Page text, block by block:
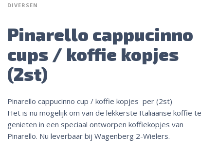
DIVERSEN
Pinarello cappucinno
cups / koffie kopjes
(2st)
Pinarello cappucinno cup / koffie kopjes per (2st)
Het is nu mogelijk om van de lekkerste Italiaanse koffie te
genieten in een speciaal ontworpen koffiekopjes van
Pinarello. Nu leverbaar bij Wagenberg 2-Wielers.